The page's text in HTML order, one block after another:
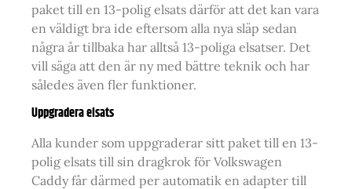
paket till en 13-polig elsats därför att det kan vara
en väldigt bra ide eftersom alla nya släp sedan
några år tillbaka har alltså 13-poliga elsatser. Det
vill säga att den är ny med bättre teknik och har
således även fler funktioner.
Uppgradera elsats
Alla kunder som uppgraderar sitt paket till en 13-
polig elsats till sin dragkrok för Volkswagen
Caddy får därmed per automatik en adapter till